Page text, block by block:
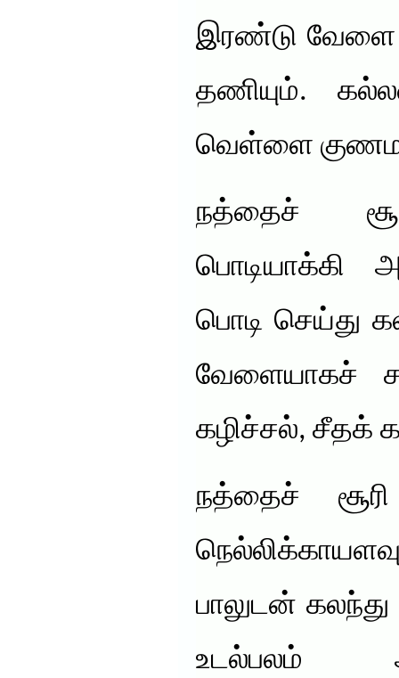
இரண்டு வேளை
தணியும்.
வெள்ளை
நத்தைச்
பொடியாக்கி
பொடி செய்து
வேளையாகச்
கழிச்சல், சீதக்
நத்தைச்
பாலுடன்
உடல்பலம்